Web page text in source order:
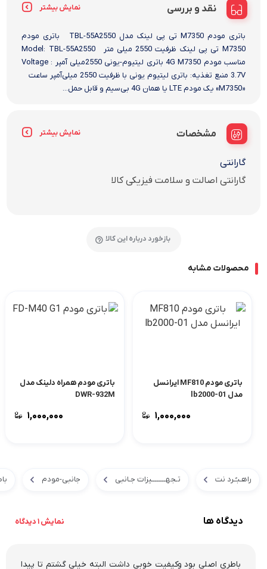
نقد و بررسی نمایش بیشتر
باتری مودم M7350 تی پی لینک مدل TBL-55A2550 باتری مودم
M7350 تی پی لینک ظرفیت 2550 میلی متر Model: TBL-55A2550
مناسب مودم 4G M7350 باتری لیتیوم-یونی 2550میلی آمپر Voltage :
3.7V منبع تغذیه: باتری لیتیوم یونی با ظرفیت 2550 میلی‌آمپر ساعت
«M7350» یک مودم LTE یا همان 4G بی‌سیم و قابل حمل...
مشخصات نمایش بیشتر
گارانتی
گارانتی اصالت و سلامت فیزیکی کالا
بازخورد درباره این کالا
محصولات مشابه
باتری مودم MF810 ایرانسل
مدل lb2000-01
۱,۰۰۰,۰۰۰
باتری مودم همراه دلینک مدل
DWR-932M
۱,۰۰۰,۰۰۰
راهـبـُـرد نت تـجهــــــــیزات جـانبی جانبی-مودم
دیدگاه ها نمایش 1 دیدگاه
باطری اصلی بود وکیفیت خوبی داشت البته خیلی گشتم تا پیدا